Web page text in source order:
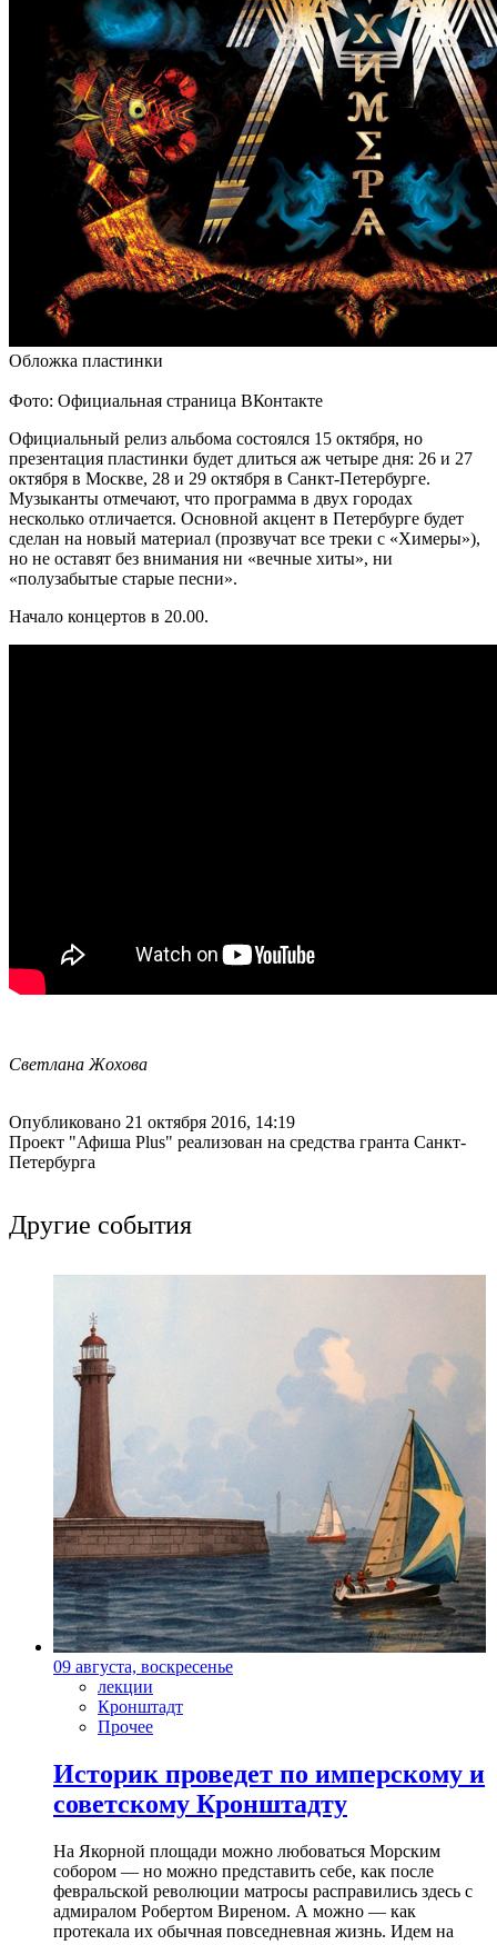
Обложка пластинки
Фото: Официальная страница ВКонтакте
Официальный релиз альбома состоялся 15 октября, но
презентация пластинки будет длиться аж четыре дня: 26 и 27
октября в Москве, 28 и 29 октября в Санкт-Петербурге.
Музыканты отмечают, что программа в двух городах
несколько отличается. Основной акцент в Петербурге будет
сделан на новый материал (прозвучат все треки с «Химеры»),
но не оставят без внимания ни «вечные хиты», ни
«полузабытые старые песни».
Начало концертов в 20.00.
Светлана Жохова
Опубликовано 21 октября 2016, 14:19
Проект "Афиша Plus" реализован на средства гранта Санкт-
Петербурга
Другие события
09 августа, воскресенье
лекции
Кронштадт
Прочее
Историк проведет по имперскому и
советскому Кронштадту
На Якорной площади можно любоваться Морским
собором — но можно представить себе, как после
февральской революции матросы расправились здесь с
адмиралом Робертом Виреном. А можно — как
протекала их обычная повседневная жизнь. Идем на